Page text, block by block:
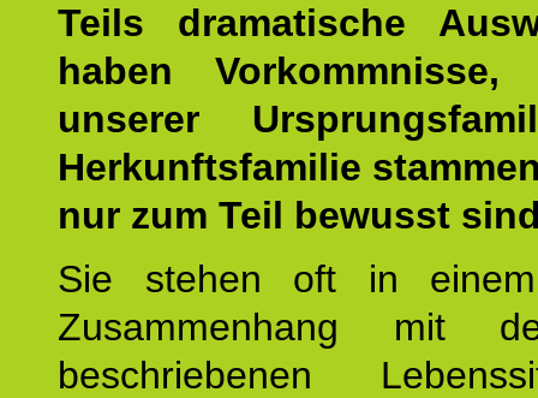
Teils dramatische
haben
unserer
Herkunftsfamilie
nur zum Teil bewusst
Sie stehen oft in
Zusammenhang mit
beschriebenen